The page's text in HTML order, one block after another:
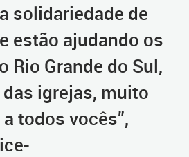
solidariedade de
estão ajudando os
Rio Grande do Sul,
igrejas, muito
todos vocês”,